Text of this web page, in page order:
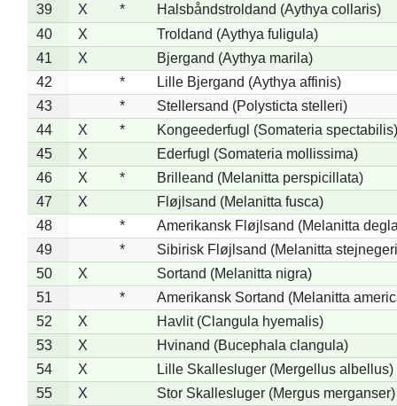
39
X *
Halsbåndstroldand (Aythya collaris)
40
X
Troldand (Aythya fuligula)
41
X
Bjergand (Aythya marila)
42
*
Lille Bjergand (Aythya affinis)
43
*
Stellersand (Polysticta stelleri)
44
X *
Kongeederfugl (Somateria spectabilis)
45
X
Ederfugl (Somateria mollissima)
46
X *
Brilleand (Melanitta perspicillata)
47
X
Fløjlsand (Melanitta fusca)
48
*
Amerikansk Fløjlsand (Melanitta
49
*
Sibirisk Fløjlsand (Melanitta
50
X
Sortand (Melanitta nigra)
51
*
Amerikansk Sortand (Melanitta
52
X
Havlit (Clangula hyemalis)
53
X
Hvinand (Bucephala clangula)
54
X
Lille Skallesluger (Mergellus albellus)
55
X
Stor Skallesluger (Mergus merganser)